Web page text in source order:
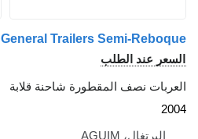
General Trailers Semi-Reboque
السعر عند الطلب
العربات نصف المقطورة شاحنة قلابة
2004
البرتغال، AGUIM